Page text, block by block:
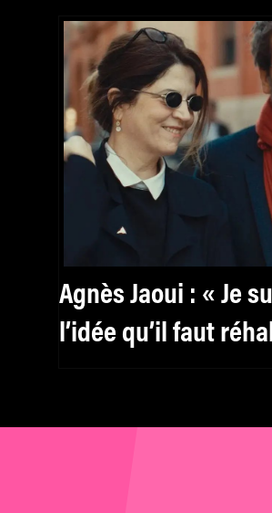
Agnès Jaoui : « Je
l’idée qu’il faut